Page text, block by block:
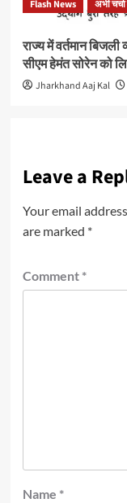
Flash News अभी
राज्य में वर्तमान
सीएम हेमंत सोरेन को
Jharkhand Aaj Kal
Leave a
Your email
are marked *
Comment *
Name *